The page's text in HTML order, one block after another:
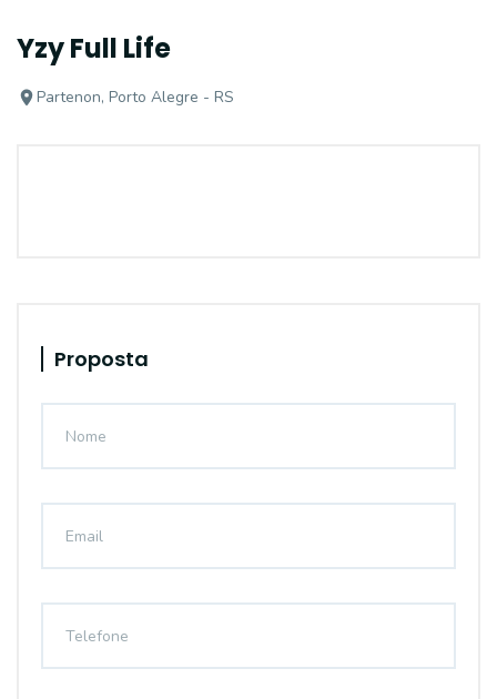
Yzy Full Life
Partenon, Porto Alegre - RS
Proposta